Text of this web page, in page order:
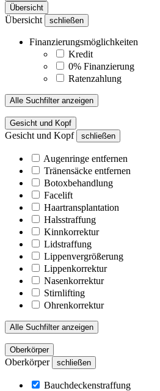
Übersicht
Übersicht schließen
Finanzierungsmöglichkeiten
Kredit
0% Finanzierung
Ratenzahlung
Alle Suchfilter anzeigen
Gesicht und Kopf
Gesicht und Kopf schließen
Augenringe entfernen
Tränensäcke entfernen
Botoxbehandlung
Facelift
Haartransplantation
Halsstraffung
Kinnkorrektur
Lidstraffung
Lippenvergrößerung
Lippenkorrektur
Nasenkorrektur
Stirnlifting
Ohrenkorrektur
Alle Suchfilter anzeigen
Oberkörper
Oberkörper schließen
Bauchdeckenstraffung